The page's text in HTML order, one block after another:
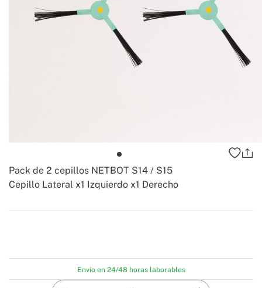
Cepillo Lateral x1 Izquierdo x1 Derecho
Pack de 2 cepillos NETBOT S14 / S15
Create
Envío en 24/48 horas laborables